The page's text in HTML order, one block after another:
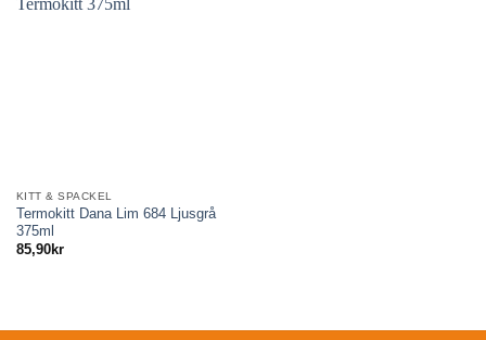
KITT & SPACKEL
Termokitt Dana Lim 684 Ljusgrå
375ml
85,90kr